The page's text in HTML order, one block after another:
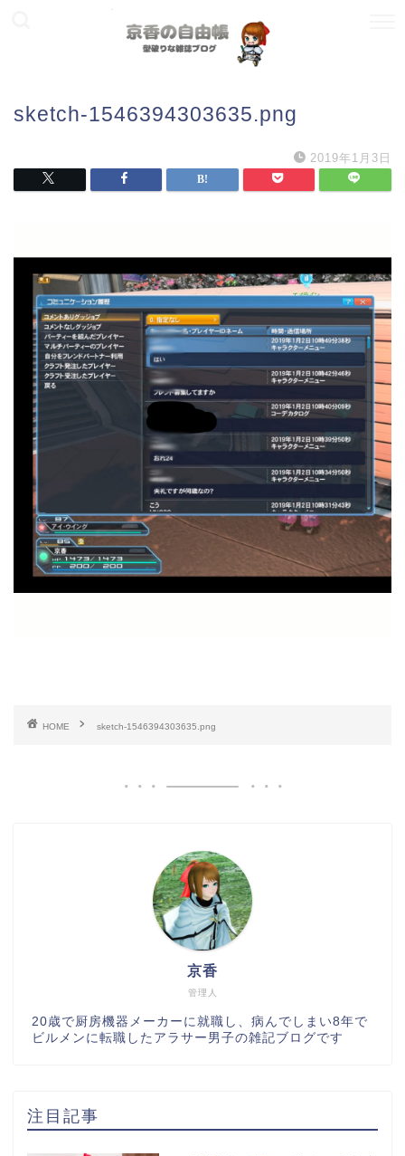
sketch-1546394303635.png
2019年1月3日
HOME sketch-1546394303635.png
管理人
京香
20歳で厨房機器メーカーに就職し、病んでしまい8年で
ビルメンに転職したアラサー男子の雑記ブログです
注目記事